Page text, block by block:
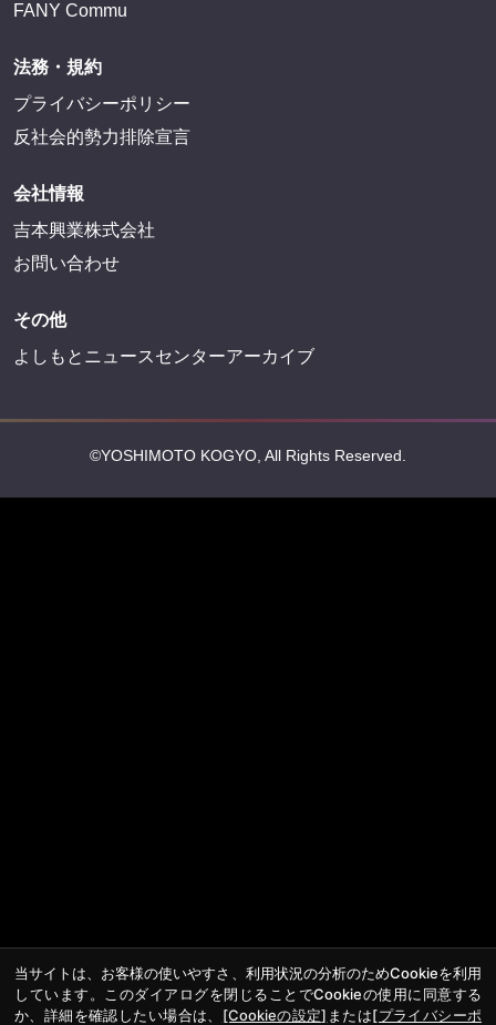
FANY Commu
法務・規約
プライバシーポリシー
反社会的勢力排除宣言
会社情報
吉本興業株式会社
お問い合わせ
その他
よしもとニュースセンターアーカイブ
©YOSHIMOTO KOGYO, All Rights Reserved.
当サイトは、お客様の使いやすさ、利用状況の分析のためCookieを利用
しています。このダイアログを閉じることでCookieの使用に同意する
か、詳細を確認したい場合は、 [Cookieの設定] または[プライバシーポ